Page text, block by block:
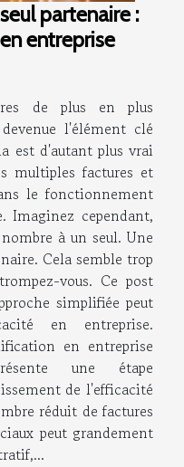
partenaire :
entreprise
de plus en plus
l'élément clé
est d'autant plus vrai
multiples factures et
le fonctionnement
Imaginez cependant,
à un seul. Une
Cela semble trop
vous. Ce post
simplifiée peut
en entreprise.
en entreprise
une étape
de l'efficacité
réduit de factures
peut grandement